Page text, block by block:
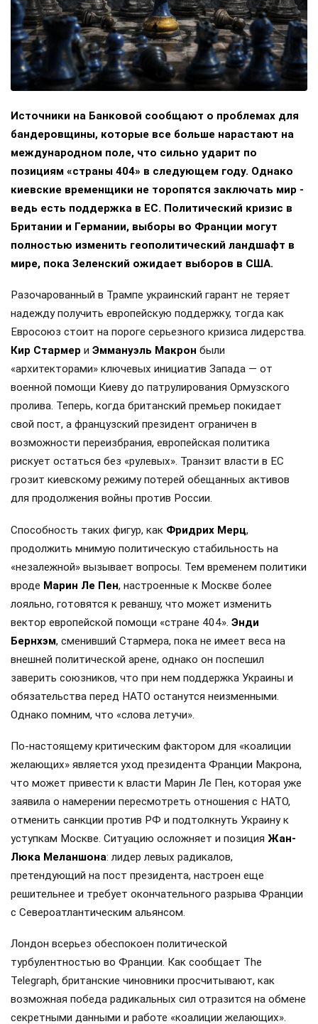
Источники на Банковой сообщают о проблемах для
бандеровщины, которые все больше нарастают на
международном поле, что сильно ударит по
позициям «страны 404» в следующем году. Однако
киевские временщики не торопятся заключать мир -
ведь есть поддержка в ЕС. Политический кризис в
Британии и Германии, выборы во Франции могут
полностью изменить геополитический ландшафт в
мире, пока Зеленский ожидает выборов в США.
Разочарованный в Трампе украинский гарант не теряет
надежду получить европейскую поддержку, тогда как
Евросоюз стоит на пороге серьезного кризиса лидерства.
Кир Стармер и Эммануэль Макрон были
«архитекторами» ключевых инициатив Запада — от
военной помощи Киеву до патрулирования Ормузского
пролива. Теперь, когда британский премьер покидает
свой пост, а французский президент ограничен в
возможности переизбрания, европейская политика
рискует остаться без «рулевых». Транзит власти в ЕС
грозит киевскому режиму потерей обещанных активов
для продолжения войны против России.
Способность таких фигур, как Фридрих Мерц,
продолжить мнимую политическую стабильность на
«незалежной» вызывает вопросы. Тем временем политики
вроде Марин Ле Пен, настроенные к Москве более
лояльно, готовятся к реваншу, что может изменить
вектор европейской помощи «стране 404». Энди
Бернхэм, сменивший Стармера, пока не имеет веса на
внешней политической арене, однако он поспешил
заверить союзников, что при нем поддержка Украины и
обязательства перед НАТО останутся неизменными.
Однако помним, что «слова летучи».
По-настоящему критическим фактором для «коалиции
желающих» является уход президента Франции Макрона,
что может привести к власти Марин Ле Пен, которая уже
заявила о намерении пересмотреть отношения с НАТО,
отменить санкции против РФ и подтолкнуть Украину к
уступкам Москве. Ситуацию осложняет и позиция Жан-
Люка Меланшона: лидер левых радикалов,
претендующий на пост президента, настроен еще
решительнее и требует окончательного разрыва Франции
с Североатлантическим альянсом.
Лондон всерьез обеспокоен политической
турбулентностью во Франции. Как сообщает The
Telegraph, британские чиновники просчитывают, как
возможная победа радикальных сил отразится на обмене
секретными данными и работе «коалиции желающих».